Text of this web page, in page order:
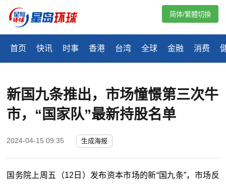
首页 快讯 时事 香港 台湾 全球 金融 消费
简体/繁體切換
新国九条推出，市场憧憬第三次牛
市，“国家队”最新持股名单
2024-04-15 09:35 生成海报
国务院上周五（12日）发布资本市场的新“国九条”，市场反